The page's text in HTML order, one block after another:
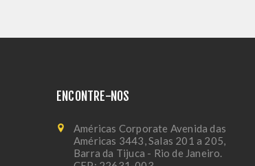
ENCONTRE-NOS
Américas Corporate Avenida das
Américas 3443, Salas 201 a 205,
Barra da Tijuca - Rio de Janeiro.